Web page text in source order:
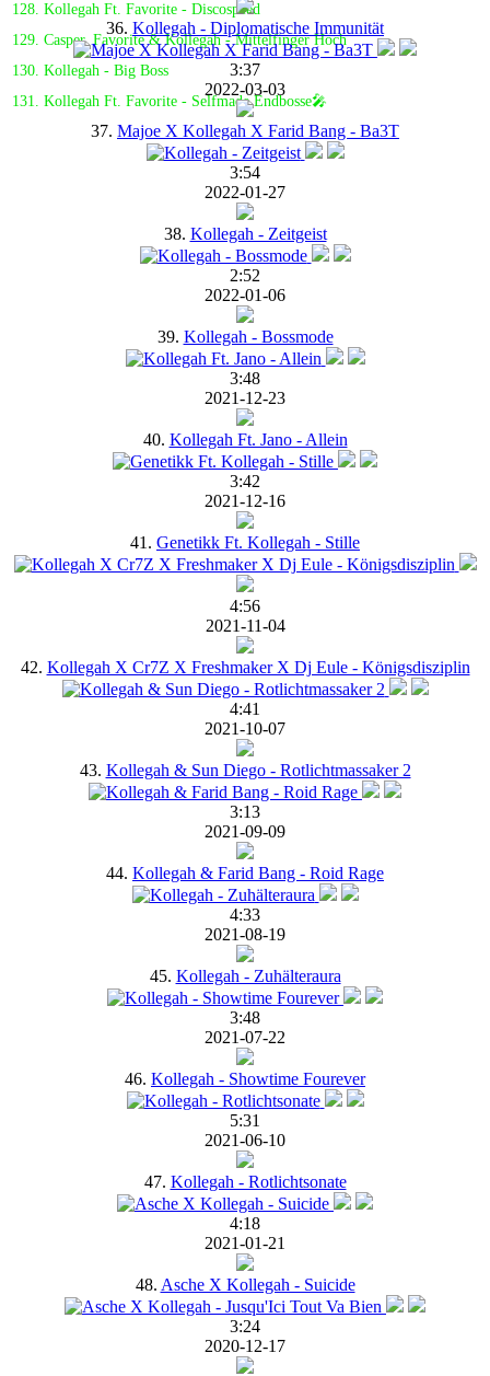
128. Kollegah Ft. Favorite - Discospeed
129. Casper, Favorite & Kollegah - Mittelfinger Hoch
130. Kollegah - Big Boss
131. Kollegah Ft. Favorite - Selfmade Endbosse🎤
36. Kollegah - Diplomatische Immunität
3:37
2022-03-03
37. Majoe X Kollegah X Farid Bang - Ba3T
3:54
2022-01-27
38. Kollegah - Zeitgeist
2:52
2022-01-06
39. Kollegah - Bossmode
3:48
2021-12-23
40. Kollegah Ft. Jano - Allein
3:42
2021-12-16
41. Genetikk Ft. Kollegah - Stille
4:56
2021-11-04
42. Kollegah X Cr7Z X Freshmaker X Dj Eule - Königsdisziplin
4:41
2021-10-07
43. Kollegah & Sun Diego - Rotlichtmassaker 2
3:13
2021-09-09
44. Kollegah & Farid Bang - Roid Rage
4:33
2021-08-19
45. Kollegah - Zuhälteraura
3:48
2021-07-22
46. Kollegah - Showtime Fourever
5:31
2021-06-10
47. Kollegah - Rotlichtsonate
4:18
2021-01-21
48. Asche X Kollegah - Suicide
3:24
2020-12-17